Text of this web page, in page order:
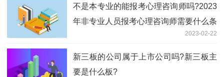
不是本专业的能报考心理咨询师吗?2023
年非专业人员报考心理咨询师需要什么条
2023-02-22
新三板的公司属于上市公司吗?新三板主
要是什么板?